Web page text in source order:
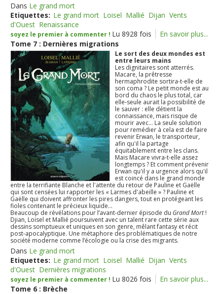
Dans Le grand mort
Etiquettes: Le grand mort Loisel Mallié Dijan Vents
d'Ouest Renaissance
soyez le premier à commenter ! Lu 8928 fois
En savoir plus...
Tome 7 : Dernières migrations
Le sort des deux mondes est
entre leurs mains
Les dignitaires sont atterrés.
Macare, la prêtresse
hermaphrodite sortira-t-elle de
son coma ? Le petit monde est au
bord du chaos le plus total, car
elle-seule aurait la possibilité de
le sauver : elle détient la
connaissance, mais risque de
mourir avec... La seule solution
pour remédier à cela est de faire
revenir Erwan, le transporteur,
afin qu'il la partage
équitablement entre les clans.
Mais Macare vivra-t-elle assez
longtemps ? Et comment prévenir
Erwan qu'il y a urgence alors qu'il
est coincé dans le grand monde
entre la terrifiante Blanche et l'attente du retour de Pauline et Gaëlle
qui sont censées lui rapporter les « Larmes d'abeille » ? Pauline et
Gaëlle qui doivent affronter les pires dangers, tout en protégeant les
fioles contenant le précieux liquide...
Beaucoup de révélations pour l’avant-dernier épisode du Grand Mort!
Djian, Loisel et Mallié poursuivent avec un talent rare cette série aux
dessins somptueux et uniques en son genre, mêlant fantasy et récit
post-apocalyptique. Une métaphore des problématiques de notre
société moderne comme l’écologie ou la crise des migrants.
Dans Le grand mort
Etiquettes: Le grand mort Loisel Mallié Dijan Vents
d'Ouest Dernières migrations
soyez le premier à commenter ! Lu 8026 fois
En savoir plus...
Tome 6 : Brèche